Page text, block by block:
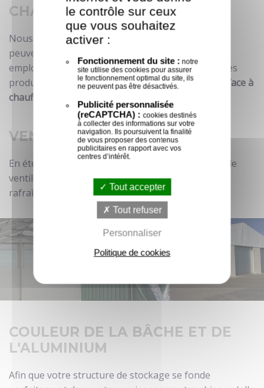
CHAUFFAGE
Nous proposons également des chauffages qui
peuvent être utiles, soit pour le confort de vos
employés, soit pour une meilleure conservation des
produits.
Ils sont adaptables en fonction de la surface à
chauffer.
VENTILATION
En été comme en hiver, vous avez parfois besoin de
ventiler la structure pour diminuer les odeurs ou
rafraîchir en cas de fortes chaleurs.
COULEUR DE LA BÂCHE ET DE
L'ALUMINIUM
Afin que votre structure de stockage se fonde
le contrôle sur ceux
que vous souhaitez
activer :
Fonctionnement du site : notre
site utilise des cookies pour assurer
le fonctionnement optimal du site, ils
ne peuvent pas être désactivés.
Publicité personnalisée
(reCAPTCHA) :cookies destinés
à collecter des informations sur votre
navigation. Ils poursuivent la finalité
de vous proposer des contenus
publicitaires en rapport avec vos
centres d’intérêt.
Tout accepter
Tout refuser
Personnaliser
Politique de cookies